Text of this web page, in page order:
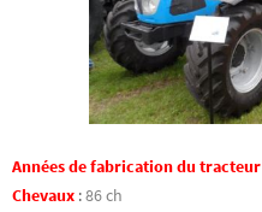
Années de fabrication du tracteur
Chevaux :86 ch